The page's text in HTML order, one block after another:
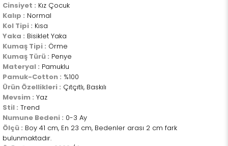
Cinsiyet : Kız Çocuk
Kalıp : Normal
Kol Tipi : Kısa
Yaka : Bisiklet Yaka
Kumaş Tipi : Örme
Kumaş Türü : Penye
Materyal : Pamuklu
Pamuk-Cotton : %100
Ürün Özellikleri : Çıtçıtlı, Baskılı
Mevsim : Yaz
Stil : Trend
Numune Bedeni : 0-3 Ay
Ölçü : Boy 41 cm, En 23 cm, Bedenler arası 2 cm fark
bulunmaktadır.